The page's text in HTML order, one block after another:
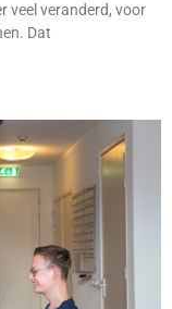
veel veranderd, voor
Dat